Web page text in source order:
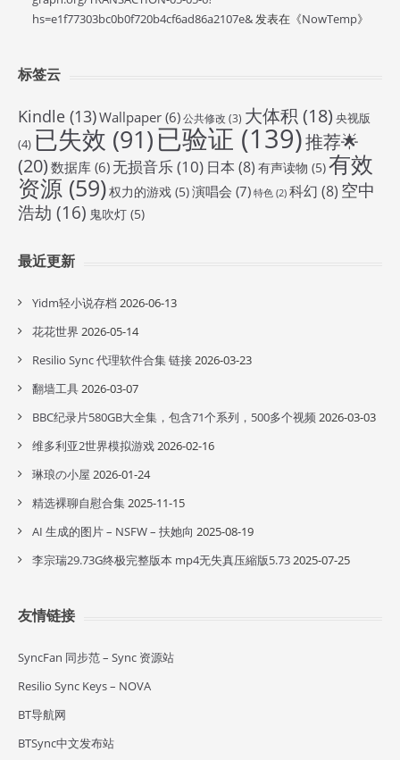
hs=e1f77303bc0b0f720b4cf6ad86a2107e&发表在《NowTemp》
标签云
Kindle (13)Wallpaper (6)公共修改 (3) 大体积 (18) 央视版
(4) 已失效 (91)已验证 (139)推荐🌟
(20) 数据库 (6) 无损音乐(10) 日本 (8) 有声读物 (5)有效
资源 (59)权力的游戏 (5)演唱会 (7) 特色 (2) 科幻 (8) 空中
浩劫 (16) 鬼吹灯 (5)
最近更新
Yidm轻小说存档 2026-06-13
花花世界 2026-05-14
Resilio Sync 代理软件合集 链接2026-03-23
翻墙工具2026-03-07
BBC纪录片580GB大全集，包含71个系列，500多个视频2026-03-03
维多利亚2世界模拟游戏2026-02-16
琳琅の小屋 2026-01-24
精选裸聊自慰合集2025-11-15
AI 生成的图片 – NSFW – 扶她向 2025-08-19
李宗瑞29.73G终极完整版本 mp4无失真压縮版5.732025-07-25
友情链接
SyncFan 同步范 – Sync 资源站
Resilio Sync Keys – NOVA
BT导航网
BTSync中文发布站